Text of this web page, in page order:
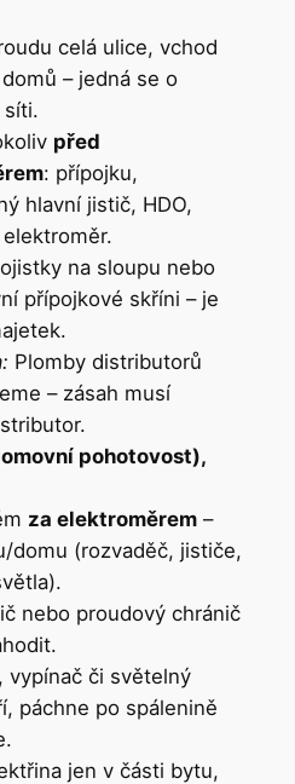
celá ulice, vchod
– jedná se o
síti.
před
: přípojku,
hlavní jistič, HDO,
na sloupu nebo
přípojkové skříni – je
Plomby distributorů
– zásah musí
pohotovost),
za elektroměrem–
domu (rozvaděč, jističe,
nebo proudový chránič
vypínač či světelný
páchne po spálenině
jen v části bytu,